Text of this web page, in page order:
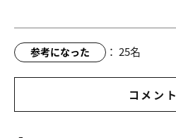
参考になった ： 25名
コメント